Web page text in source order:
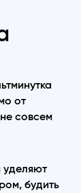
от
совсем
уделяют
будить